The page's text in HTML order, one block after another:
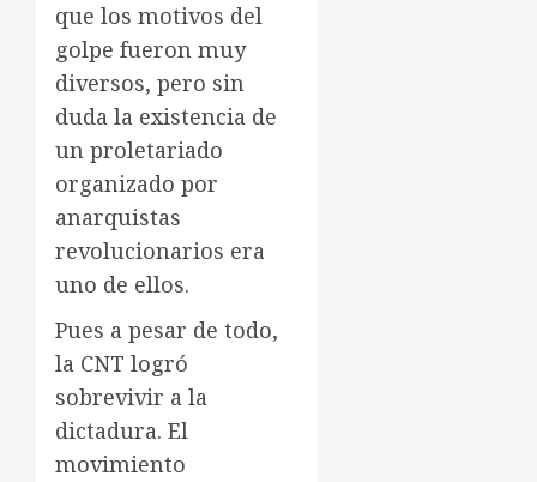
que los motivos del
golpe fueron muy
diversos, pero sin
duda la existencia de
un proletariado
organizado por
anarquistas
revolucionarios era
uno de ellos.
Pues a pesar de todo,
la CNT logró
sobrevivir a la
dictadura. El
movimiento